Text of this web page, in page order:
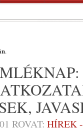
.
ROVAT: HÍREK